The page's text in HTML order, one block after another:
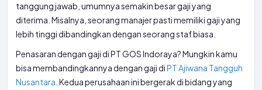
tanggung jawab, umumnya semakin besar gaji yang
diterima. Misalnya, seorang manajer pasti memiliki gaji yang
lebih tinggi dibandingkan dengan seorang staf biasa.
Penasaran dengan gaji di PT GOS Indoraya? Mungkin kamu
bisa membandingkannya dengan gaji diPT Ajiwana Tangguh
Nusantara . Kedua perusahaan ini bergerak di bidang yang